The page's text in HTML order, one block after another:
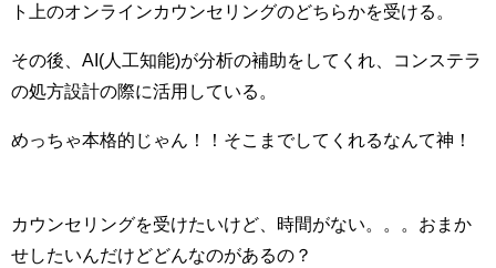
ト上のオンラインカウンセリングのどちらかを受ける。
その後、AI(人工知能)が分析の補助をしてくれ、コンステラ
の処方設計の際に活用している。
めっちゃ本格的じゃん！！そこまでしてくれるなんて神！
カウンセリングを受けたいけど、時間がない。。。おまか
せしたいんだけどどんなのがあるの？